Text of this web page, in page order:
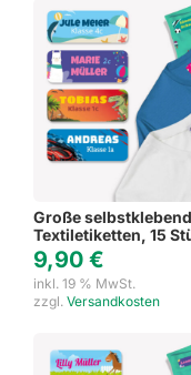
Große
Textiletiketten, 15
9,90 €
inkl. 19 % MwSt.
zzgl. Versandkosten